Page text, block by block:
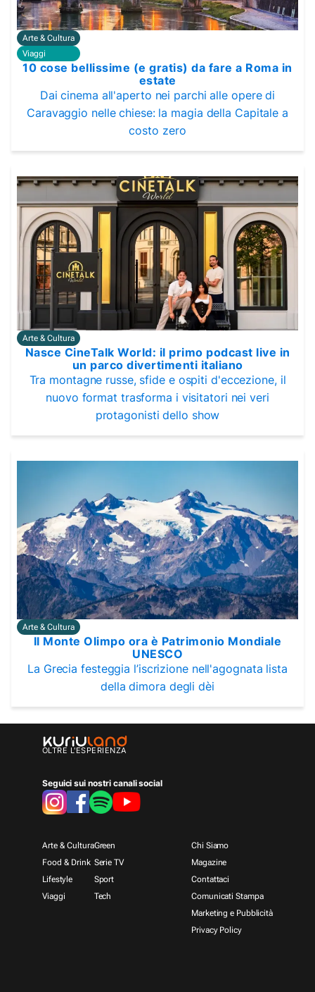
Arte & Cultura
Viaggi
10 cose bellissime (e gratis) da fare a Roma in
estate
Dai cinema all'aperto nei parchi alle opere di
Caravaggio nelle chiese: la magia della Capitale a
costo zero
Arte & Cultura
Nasce CineTalk World: il primo podcast live in
un parco divertimenti italiano
Tra montagne russe, sfide e ospiti d'eccezione, il
nuovo format trasforma i visitatori nei veri
protagonisti dello show
Arte & Cultura
Il Monte Olimpo ora è Patrimonio Mondiale
UNESCO
La Grecia festeggia l’iscrizione nell'agognata lista
della dimora degli dèi
OLTRE L'ESPERIENZA
Seguici sui nostri canali social
Arte & Cultura
Food & Drink
Lifestyle
Viaggi
Green
Serie TV
Sport
Tech
Chi Siamo
Magazine
Contattaci
Comunicati Stampa
Marketing e Pubblicità
Privacy Policy